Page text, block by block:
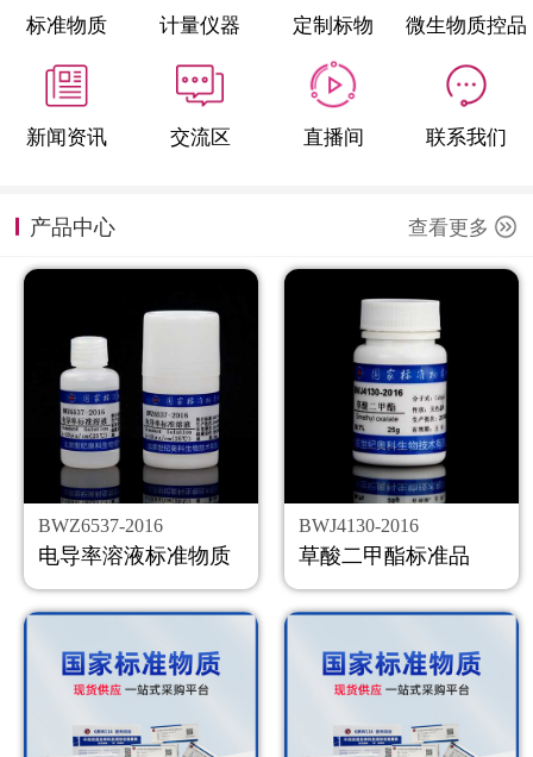
标准物质 计量仪器 定制标物 微生物质控品
新闻资讯 交流区 直播间 联系我们
产品中心 查看更多
BWZ6537-2016
电导率溶液标准物质
BWJ4130-2016
草酸二甲酯标准品
定制标物
定制仪器
新闻资讯
公司主页
购物车
会员中心
联系我们
返回主页